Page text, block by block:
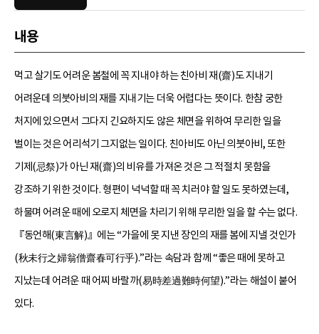
내용
먹고 살기도 어려운 봄철에 꼭 지내야 하는 친아비 재(齋)도 지내기
어려운데 의붓아비의 재를 지내기는 더욱 어렵다는 뜻이다. 한참 궁한
처지에 있으면서 그다지 긴요하지도 않은 체면을 위하여 무리한 일을
벌이는 것은 어리석기 그지없는 일이다. 친아비도 아닌 의붓아비, 또한
기제(忌祭)가 아닌 재(齋)의 비유를 가져온 것은 그 적절치 못함을
강조하기 위한 것이다. 형편이 넉넉할 때 꼭 치러야 할 일도 못하였는데,
하물며 어려운 때에 오로지 체면을 차리기 위해 무리한 일을 할 수는 없다.
『동언해(東言解)』에는 “가을에 못 지낸 장인의 재를 봄에 지낼 것인가
(秋未行之婦翁僧齋春可行乎).”라는 속담과 함께 “좋은 때에 못하고
지났는데 어려운 때 어찌 바랄까(易時差過難時何望).”라는 해설이 붙어
있다.